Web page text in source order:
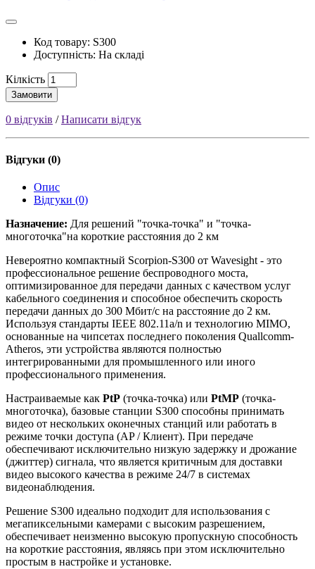
Код товару: S300
Доступність: На складі
Кілкість
Замовити
0 відгуків /Написати відгук
Відгуки (0)
Опис
Відгуки (0)
Назначение: Для решений "точка-точка" и "точка-
многоточка"на короткие расстояния до 2 км
Невероятно компактный Scorpion-S300 от Wavesight - это
профессиональное решение беспроводного моста,
оптимизированное для передачи данных с качеством услуг
кабельного соединения и способное обеспечить скорость
передачи данных до 300 Мбит/с на расстояние до 2 км.
Используя стандарты IEEE 802.11a/n и технологию MIMO,
основанные на чипсетах последнего поколения Quallcomm-
Atheros, эти устройства являются полностью
интегрированными для промышленного или иного
профессионального применения.
Настраиваемые как PtP (точка-точка) или PtMP (точка-
многоточка), базовые станции S300 способны принимать
видео от нескольких оконечных станций или работать в
режиме точки доступа (AP / Клиент). При передаче
обеспечивают исключительно низкую задержку и дрожание
(джиттер) сигнала, что является критичным для доставки
видео высокого качества в режиме 24/7 в системах
видеонаблюдения.
Решение S300 идеально подходит для использования с
мегапиксельными камерами с высоким разрешением,
обеспечивает неизменно высокую пропускную способность
на короткие расстояния, являясь при этом исключительно
простым в настройке и установке.